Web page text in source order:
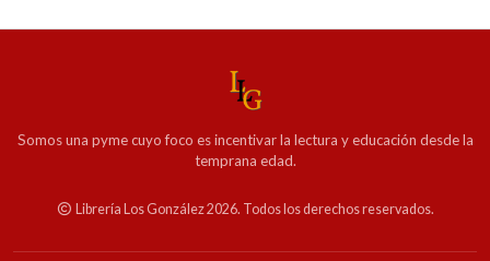
Somos una pyme cuyo foco es incentivar la lectura y educación desde la
temprana edad.
Librería Los González 2026. Todos los derechos reservados.